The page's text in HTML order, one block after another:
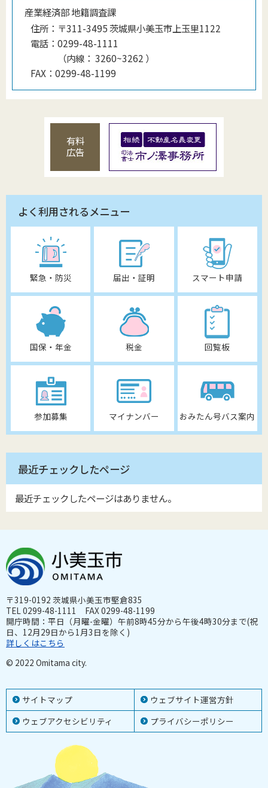
産業経済部 地籍調査課
住所： 〒311-3495 茨城県小美玉市上玉里1122
電話： 0299-48-1111
（内線 ： 3260~3262 ）
FAX： 0299-48-1199
有料
広告
よく利用されるメニュー
緊急・防災 届出・証明 スマート申請
国保・年金 税金 回覧板
参加募集 マイナンバー おみたん号バス案内
最近チェックしたページ
最近チェックしたページはありません。
サイトマップ
ウェブサイト運営方針
ウェブアクセシビリティ
プライバシーポリシー
〒319-0192 茨城県小美玉市堅倉835
TEL 0299-48-1111 FAX 0299-48-1199
開庁時間：平日（月曜-金曜）午前8時45分から午後4時30分まで(祝
日、12月29日から1月3日を除く)
詳しくはこちら
© 2022 Omitama city.